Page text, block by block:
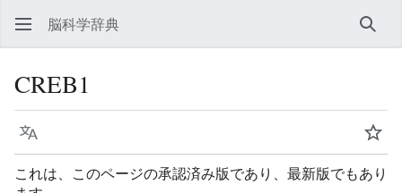
脳科学辞典 検索
CREB1
言語
ウ
これは、このページの承認済み版であり、最新版でもあり